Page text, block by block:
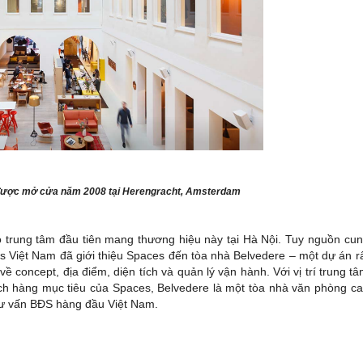
mở cửa năm 2008 tại Herengracht, Amsterdam
tâm đầu tiên mang thương hiệu này tại Hà Nội. Tuy nguồn
Việt Nam đã giới thiệu Spaces đến tòa nhà Belvedere – một dự án
concept, địa điểm, diện tích và quản lý vận hành. Với vị trí trung
hàng mục tiêu của Spaces, Belvedere là một tòa nhà văn phòng
BĐS hàng đầu Việt Nam.